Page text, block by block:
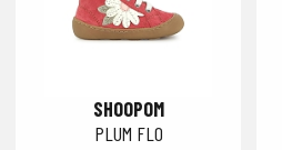
SHOOPOM
PLUM FLO